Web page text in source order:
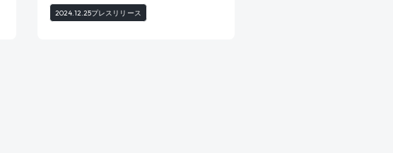
2024.12.25プレスリリース